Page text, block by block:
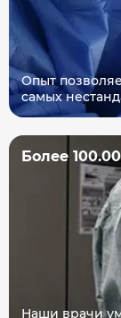
Опыт
самых
Более
Наши врачи